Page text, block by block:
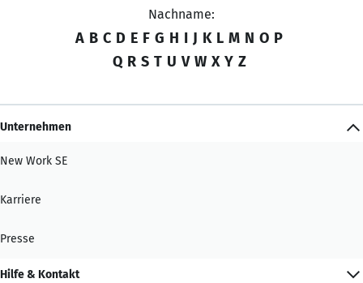
Nachname:
A B C D E F G H I J K L M N O P
Q R S T U V W X Y Z
Unternehmen
New Work SE
Karriere
Presse
Hilfe & Kontakt